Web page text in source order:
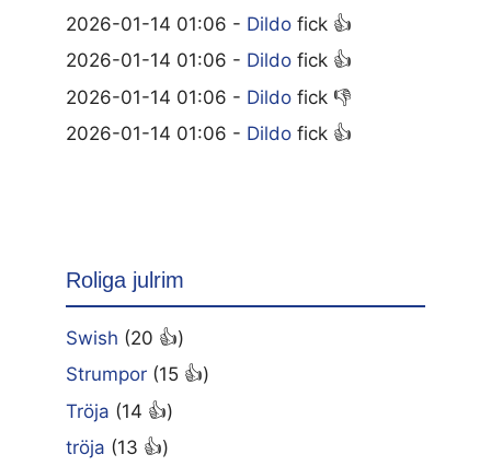
2026-01-14 01:06 - Dildo fick 👍
2026-01-14 01:06 - Dildo fick 👍
2026-01-14 01:06 - Dildo fick 👎
2026-01-14 01:06 - Dildo fick 👍
Roliga julrim
Swish (20 👍)
Strumpor (15 👍)
Tröja (14 👍)
tröja (13 👍)